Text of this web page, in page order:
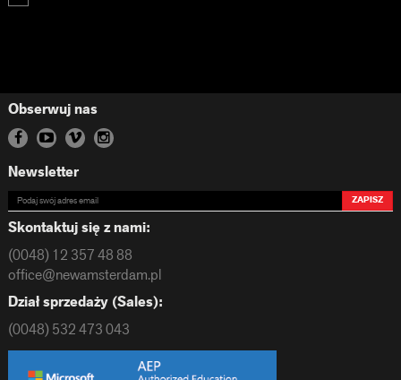
Obserwuj nas
Newsletter
ZAPISZ
Skontaktuj się z nami:
(0048) 12 357 48 88
office@newamsterdam.pl
Dział sprzedaży (Sales):
(0048) 532 473 043